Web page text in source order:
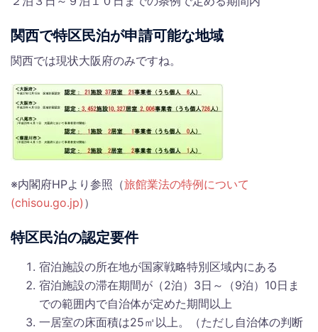
関西で特区民泊が申請可能な地域
関西では現状大阪府のみですね。
※内閣府HPより参照（旅館業法の特例について
(chisou.go.jp) ）
特区民泊の認定要件
宿泊施設の所在地が国家戦略特別区域内にある
宿泊施設の滞在期間が（2泊）3日～（9泊）10日ま
での範囲内で自治体が定めた期間以上
一居室の床面積は25㎡以上。（ただし自治体の判断